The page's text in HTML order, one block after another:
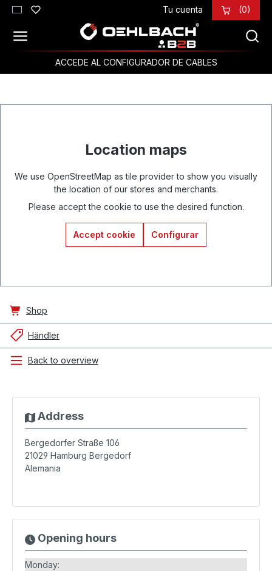
Saltar al contenido principal Tu cuenta (0)
ACCEDE AL CONFIGURADOR DE CABLES
Location maps
We use OpenStreetMap as tile provider to show you visually
the location of our stores and merchants.
Please accept the cookie to use the desired function.
Accept cookie Configurar
Shop
Händler
Back to overview
Address
Bergedorfer Straße 106
21029 Hamburg Bergedorf
Alemania
Opening hours
Monday: